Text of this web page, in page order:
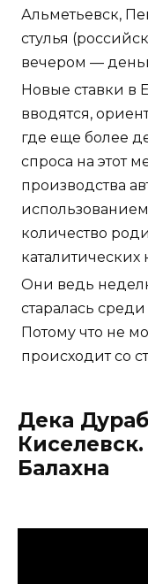
Альметьевск,
стулья
вечером —
Новые ставки в
вводятся,
где еще более
спроса на этот
производства
количество
каталитических
Они ведь
старалась
Потому что не
происходит со
Дека
Балахна